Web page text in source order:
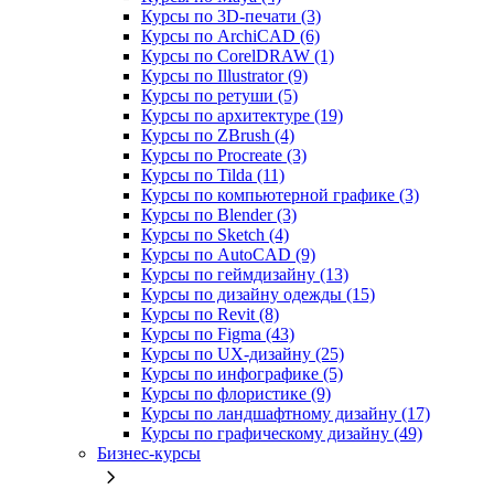
Курсы по 3D-печати (3)
Курсы по ArchiCAD (6)
Курсы по CorelDRAW (1)
Курсы по Illustrator (9)
Курсы по ретуши (5)
Курсы по архитектуре (19)
Курсы по ZBrush (4)
Курсы по Procreate (3)
Курсы по Tilda (11)
Курсы по компьютерной графике (3)
Курсы по Blender (3)
Курсы по Sketch (4)
Курсы по AutoCAD (9)
Курсы по геймдизайну (13)
Курсы по дизайну одежды (15)
Курсы по Revit (8)
Курсы по Figma (43)
Курсы по UX‑дизайну (25)
Курсы по инфографике (5)
Курсы по флористике (9)
Курсы по ландшафтному дизайну (17)
Курсы по графическому дизайну (49)
Бизнес-курсы